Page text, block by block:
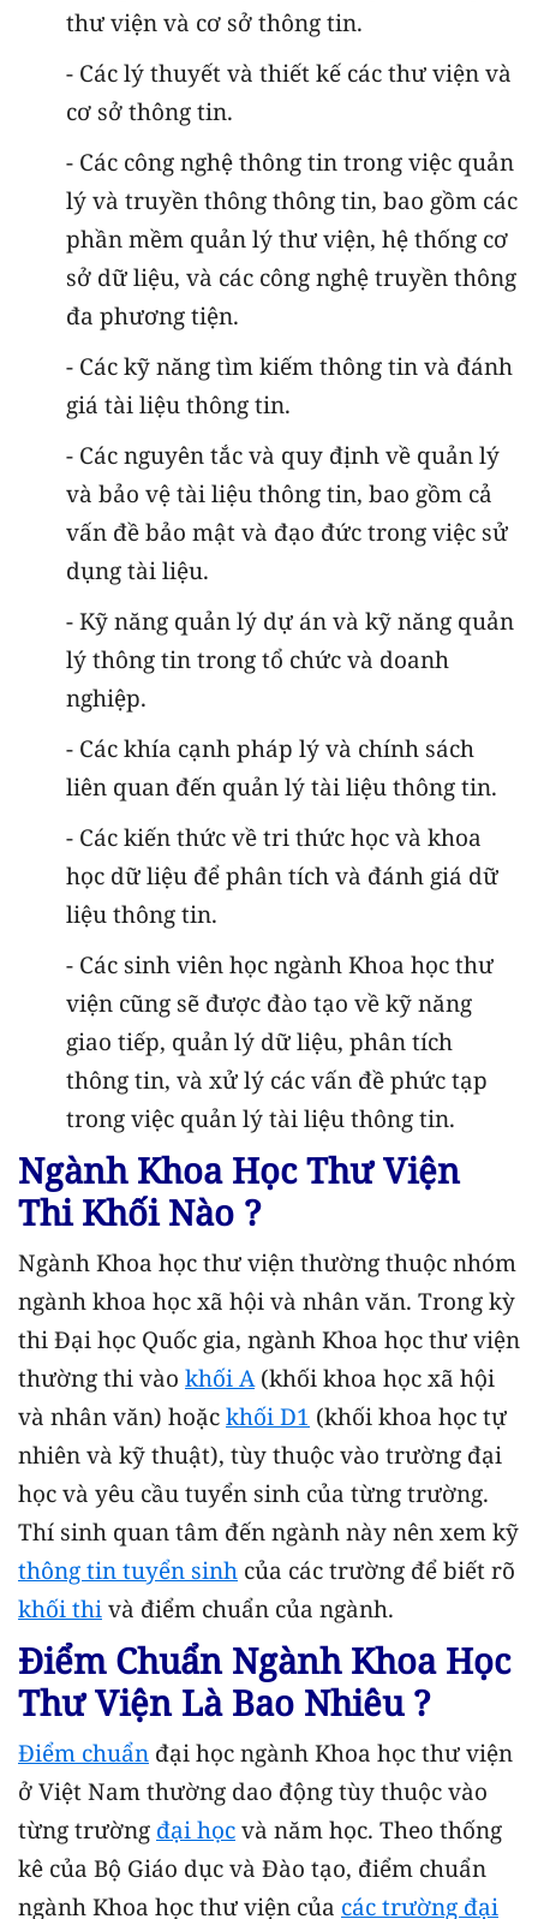
thư viện và cơ sở thông tin.
- Các lý thuyết và thiết kế các thư viện và
cơ sở thông tin.
- Các công nghệ thông tin trong việc quản
lý và truyền thông thông tin, bao gồm các
phần mềm quản lý thư viện, hệ thống cơ
sở dữ liệu, và các công nghệ truyền thông
đa phương tiện.
- Các kỹ năng tìm kiếm thông tin và đánh
giá tài liệu thông tin.
- Các nguyên tắc và quy định về quản lý
và bảo vệ tài liệu thông tin, bao gồm cả
vấn đề bảo mật và đạo đức trong việc sử
dụng tài liệu.
- Kỹ năng quản lý dự án và kỹ năng quản
lý thông tin trong tổ chức và doanh
nghiệp.
- Các khía cạnh pháp lý và chính sách
liên quan đến quản lý tài liệu thông tin.
- Các kiến thức về tri thức học và khoa
học dữ liệu để phân tích và đánh giá dữ
liệu thông tin.
- Các sinh viên học ngành Khoa học thư
viện cũng sẽ được đào tạo về kỹ năng
giao tiếp, quản lý dữ liệu, phân tích
thông tin, và xử lý các vấn đề phức tạp
trong việc quản lý tài liệu thông tin.
Ngành Khoa Học Thư Viện
Thi Khối Nào ?
Ngành Khoa học thư viện thường thuộc nhóm
ngành khoa học xã hội và nhân văn. Trong kỳ
thi Đại học Quốc gia, ngành Khoa học thư viện
thường thi vào khối A(khối khoa học xã hội
và nhân văn) hoặc khối D1 (khối khoa học tự
nhiên và kỹ thuật), tùy thuộc vào trường đại
học và yêu cầu tuyển sinh của từng trường.
Thí sinh quan tâm đến ngành này nên xem kỹ
thông tin tuyển sinh của các trường để biết rõ
khối thi và điểm chuẩn của ngành.
Điểm Chuẩn Ngành Khoa Học
Thư Viện Là Bao Nhiêu ?
Điểm chuẩn đại học ngành Khoa học thư viện
ở Việt Nam thường dao động tùy thuộc vào
từng trường đại học và năm học. Theo thống
kê của Bộ Giáo dục và Đào tạo, điểm chuẩn
ngành Khoa học thư viện của các trường đại